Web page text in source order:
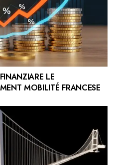
LE
MOBILITÉ FRANCESE